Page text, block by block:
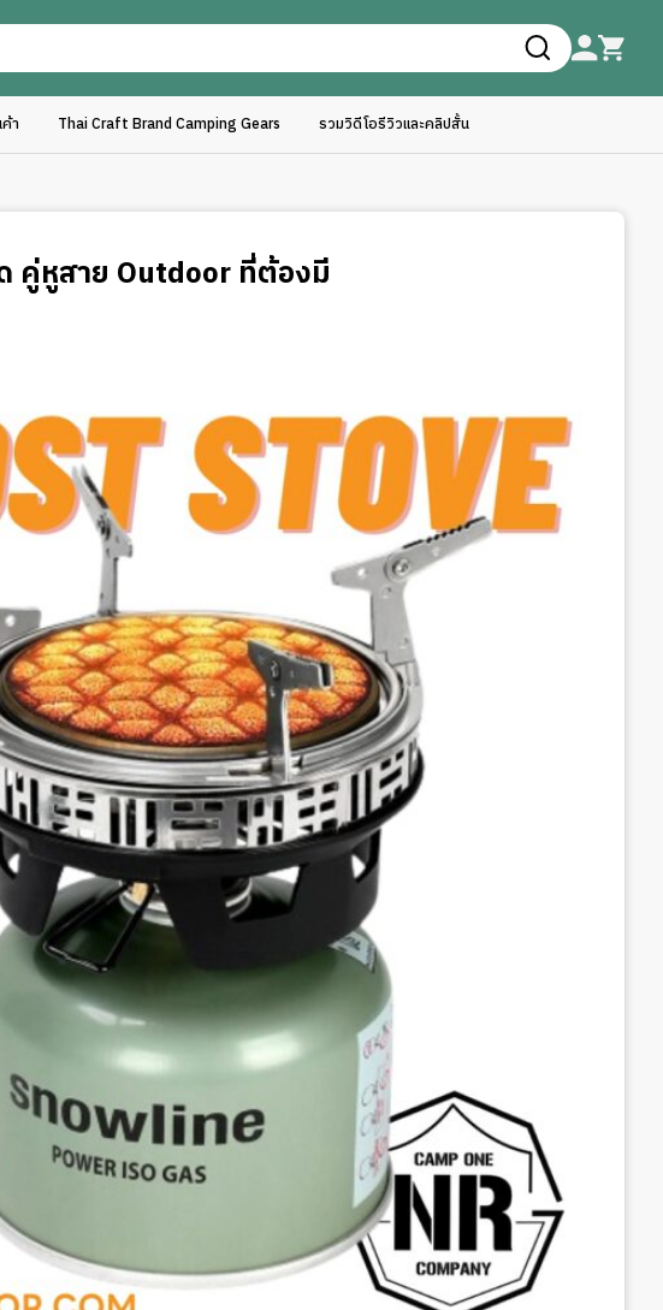
า Thai Craft Brand Camping Gears รวมวิดีโอรีวิวและคลิปสั้น
คู่หูสาย Outdoor ที่ต้องมี